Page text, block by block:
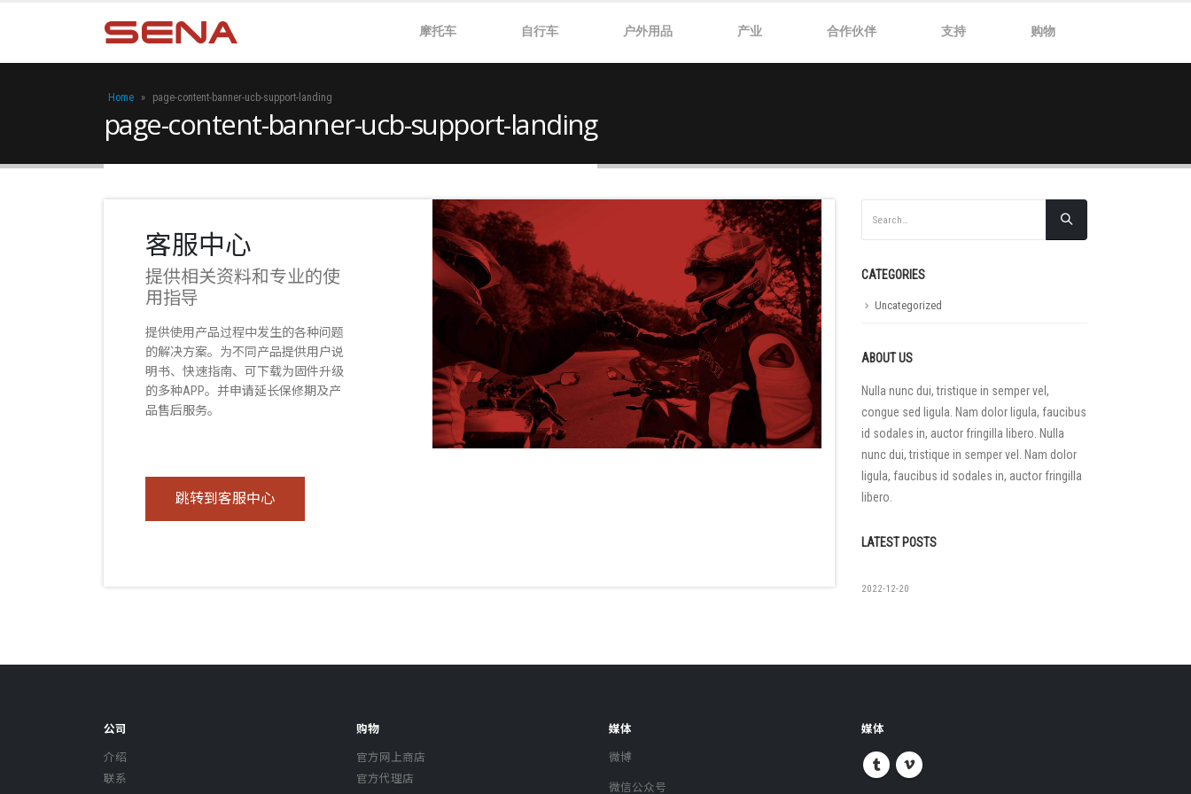
摩托车 自行车 户外用品 产业 合作伙伴 支持 购物
Home » page-content-banner-ucb-support-landing
page-content-banner-ucb-support-landing
客服中心
提供相关资料和专业的使
用指导
提供使用产品过程中发生的各种问题
的解决方案。为不同产品提供用户说
明书、快速指南、可下载为固件升级
的多种APP。并申请延长保修期及产
品售后服务。
跳转到客服中心
CATEGORIES
Uncategorized
ABOUT US
Nulla nunc dui, tristique in semper vel,
congue sed ligula. Nam dolor ligula, faucibus
id sodales in, auctor fringilla libero. Nulla
nunc dui, tristique in semper vel. Nam dolor
ligula, faucibus id sodales in, auctor fringilla
libero.
LATEST POSTS
2022-12-20
公司
介绍
联系
购物
官方网上商店
官方代理店
媒体
微博
微信公众号
媒体